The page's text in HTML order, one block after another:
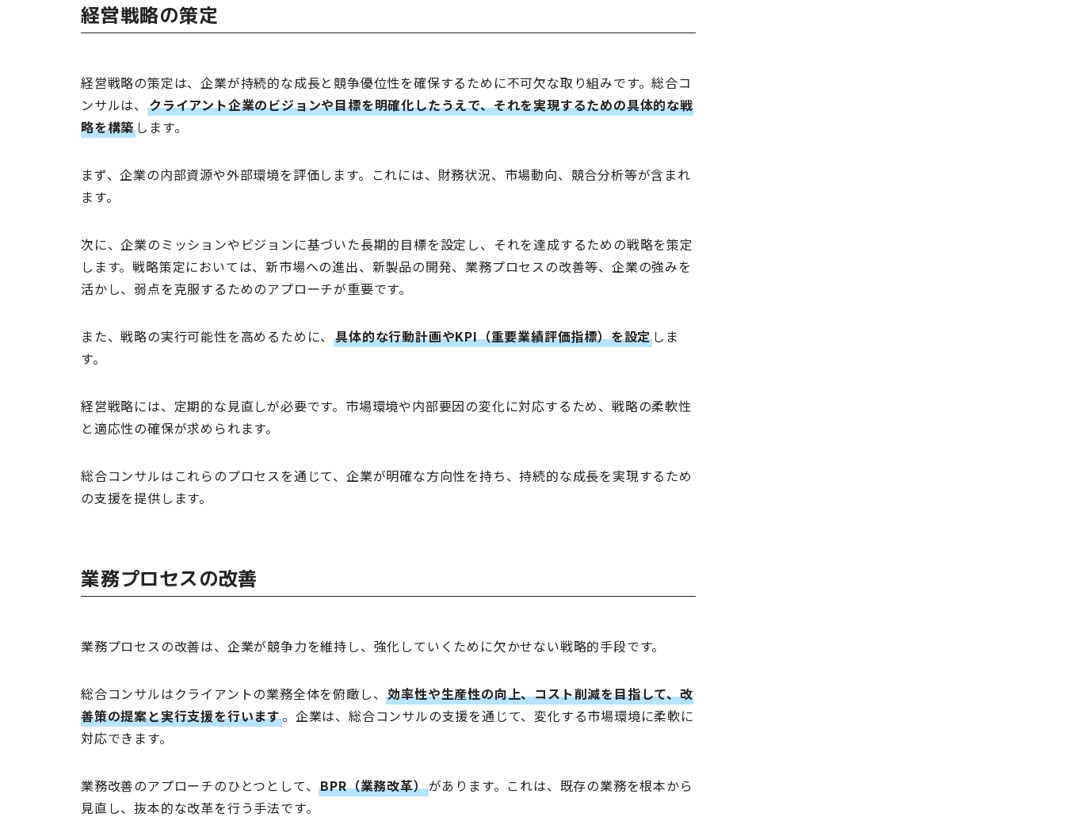
経営戦略の策定
経営戦略の策定は、企業が持続的な成長と競争優位性を確保するために不可欠な取り組みです。総合コ
ンサルは、 クライアント企業のビジョンや目標を明確化したうえで、それを実現するための具体的な戦
略を構築します。
まず、企業の内部資源や外部環境を評価します。これには、財務状況、市場動向、競合分析等が含まれ
ます。
次に、企業のミッションやビジョンに基づいた長期的目標を設定し、それを達成するための戦略を策定
します。戦略策定においては、新市場への進出、新製品の開発、業務プロセスの改善等、企業の強みを
活かし、弱点を克服するためのアプローチが重要です。
また、戦略の実行可能性を高めるために、具体的な行動計画やKPI（重要業績評価指標）を設定しま
す。
経営戦略には、定期的な見直しが必要です。市場環境や内部要因の変化に対応するため、戦略の柔軟性
と適応性の確保が求められます。
総合コンサルはこれらのプロセスを通じて、企業が明確な方向性を持ち、持続的な成長を実現するため
の支援を提供します。
業務プロセスの改善
業務プロセスの改善は、企業が競争力を維持し、強化していくために欠かせない戦略的手段です。
総合コンサルはクライアントの業務全体を俯瞰し、効率性や生産性の向上、コスト削減を目指して、改
善策の提案と実行支援を行います。企業は、総合コンサルの支援を通じて、変化する市場環境に柔軟に
対応できます。
業務改善のアプローチのひとつとして、BPR（業務改革）があります。これは、既存の業務を根本から
見直し、抜本的な改革を行う手法です。